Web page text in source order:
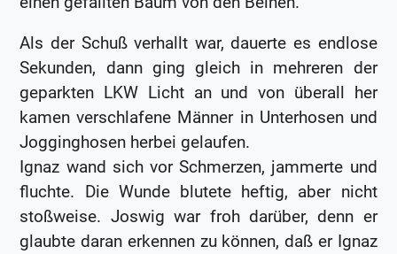
Als der Schuß verhallt war, dauerte es endlose
Sekunden, dann ging gleich in mehreren der
geparkten LKW Licht an und von überall her
kamen verschlafene Männer in Unterhosen und
Jogginghosen herbei gelaufen.
Ignaz wand sich vor Schmerzen, jammerte und
fluchte. Die Wunde blutete heftig, aber nicht
stoßweise. Joswig war froh darüber, denn er
glaubte daran erkennen zu können, daß er Ignaz